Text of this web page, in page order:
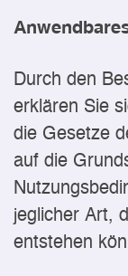
Durch den
erklären Sie
die Gesetze
auf die
jeglicher Art,
entstehen